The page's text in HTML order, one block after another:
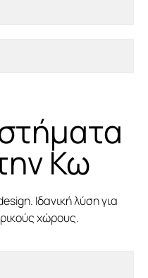
Κω
Ιδανική λύση για
χώρους.